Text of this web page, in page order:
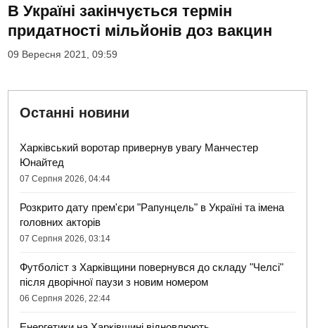
В Україні закінчується термін
придатності мільйонів доз вакцин
09 Вересня 2021, 09:59
Останні новини
Харківський воротар привернув увагу Манчестер
Юнайтед
07 Серпня 2026, 04:44
Розкрито дату прем'єри "Рапунцель" в Україні та імена
головних акторів
07 Серпня 2026, 03:14
Футболіст з Харківщини повернувся до складу "Челсі"
після дворічної паузи з новим номером
06 Серпня 2026, 22:44